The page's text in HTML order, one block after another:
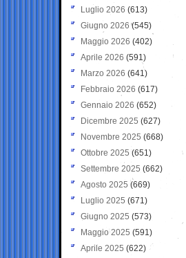
Luglio 2026 (613)
Giugno 2026 (545)
Maggio 2026 (402)
Aprile 2026 (591)
Marzo 2026 (641)
Febbraio 2026 (617)
Gennaio 2026 (652)
Dicembre 2025 (627)
Novembre 2025 (668)
Ottobre 2025 (651)
Settembre 2025 (662)
Agosto 2025 (669)
Luglio 2025 (671)
Giugno 2025 (573)
Maggio 2025 (591)
Aprile 2025 (622)